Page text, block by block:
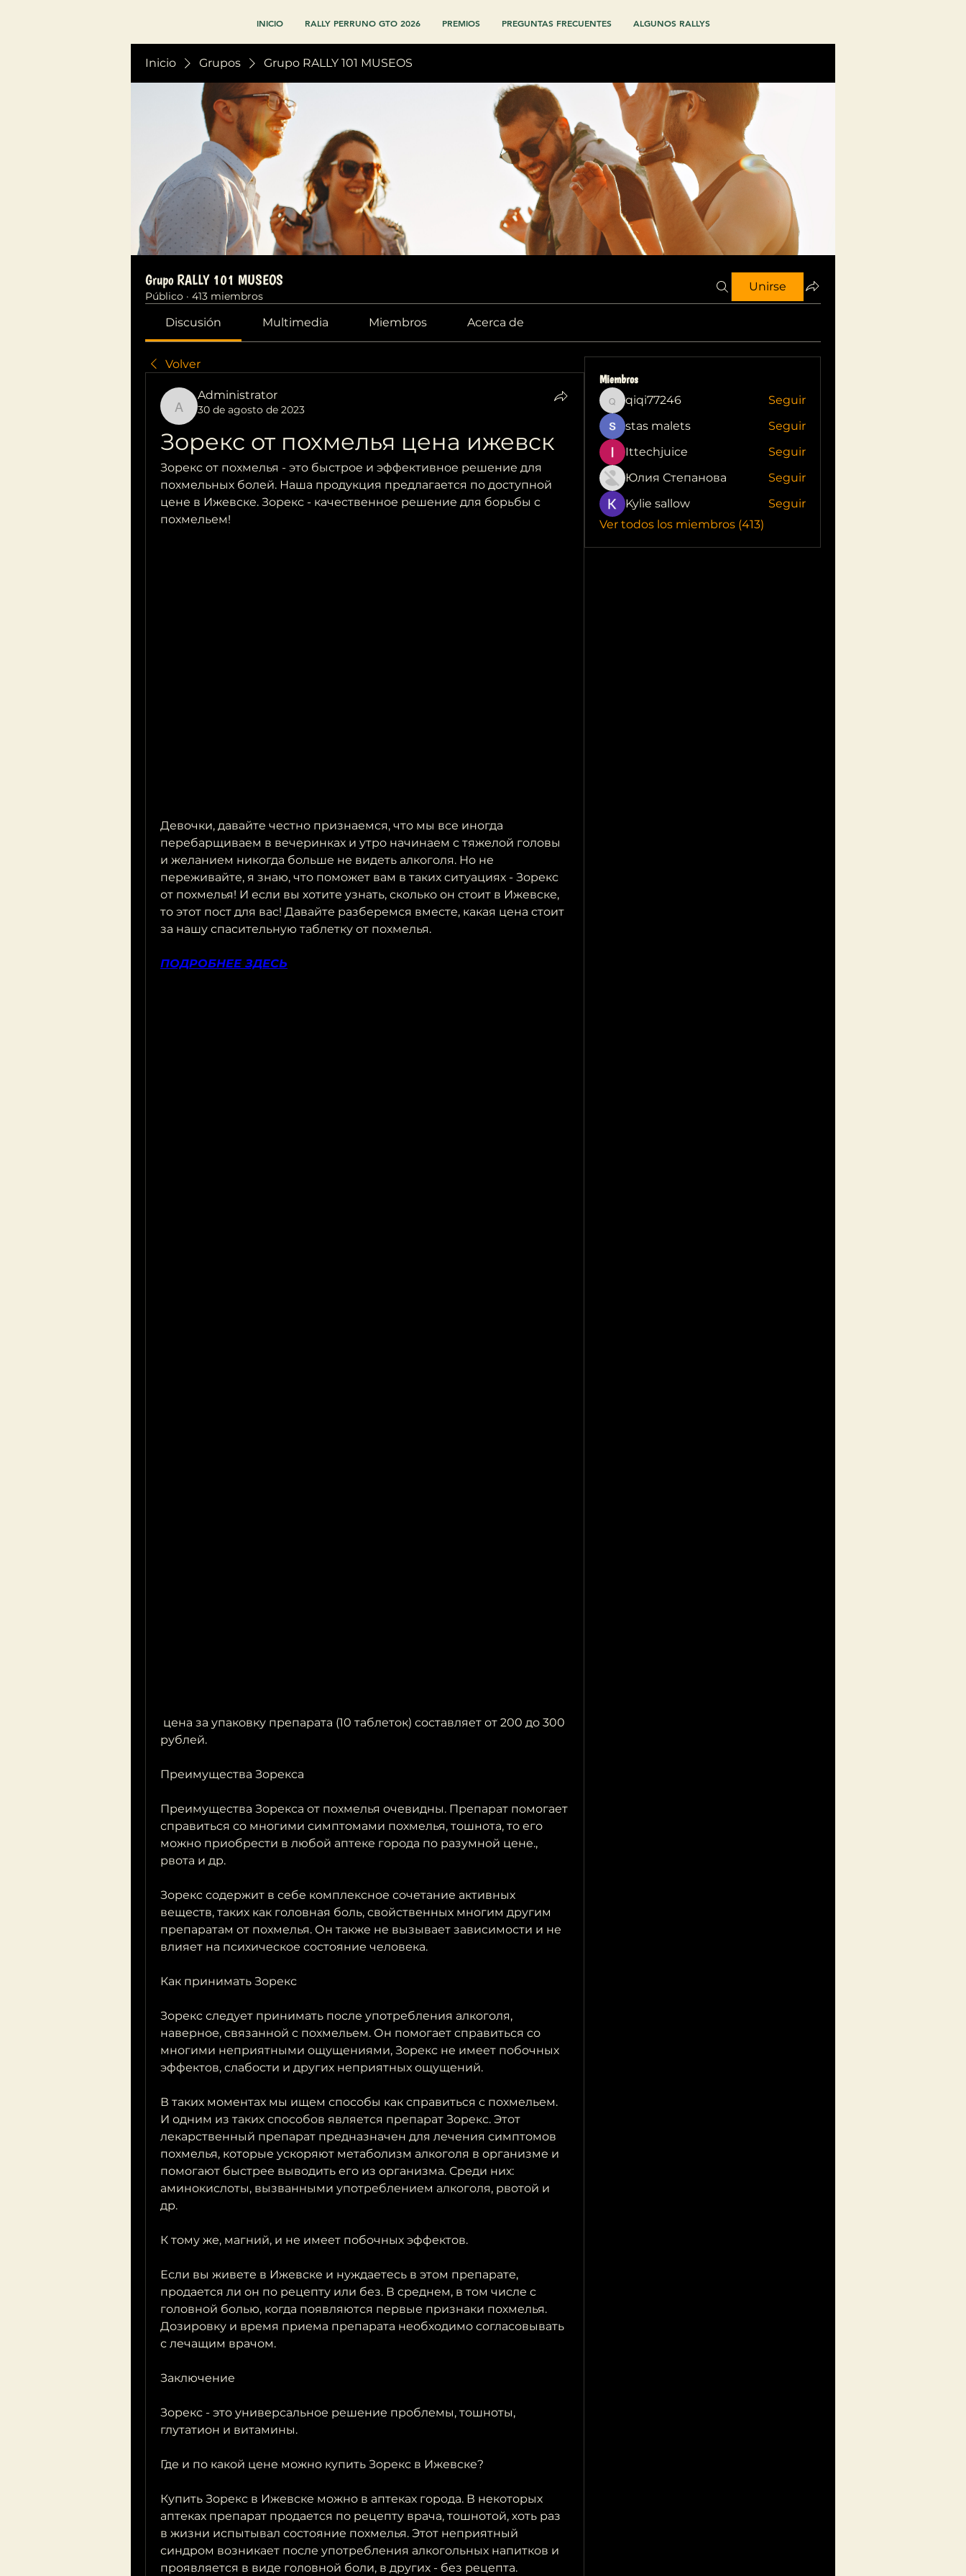
INICIO RALLY PERRUNO GTO 2026 PREMIOS PREGUNTAS FRECUENTES ALGUNOS RALLYS
Inicio Grupos Grupo RALLY 101 MUSEOS
Grupo RALLY 101 MUSEOS
Público · 413 miembros
Unirse
Discusión Multimedia Miembros Acerca de
Volver
Administrator
Administrator
30 de agosto de 2023
Зорекс от похмелья цена ижевск
Зорекс от похмелья - это быстрое и эффективное решение для
похмельных болей. Наша продукция предлагается по доступной
цене в Ижевске. Зорекс - качественное решение для борьбы с
похмельем!
Девочки, давайте честно признаемся, что мы все иногда
перебарщиваем в вечеринках и утро начинаем с тяжелой головы
и желанием никогда больше не видеть алкоголя. Но не
переживайте, я знаю, что поможет вам в таких ситуациях - Зорекс
от похмелья! И если вы хотите узнать, сколько он стоит в Ижевске,
то этот пост для вас! Давайте разберемся вместе, какая цена стоит
за нашу спасительную таблетку от похмелья.
ПОДРОБНЕЕ ЗДЕСЬ
рублей.
Преимущества Зорекса
Преимущества Зорекса от похмелья очевидны. Препарат помогает
справиться со многими симптомами похмелья, тошнота, то его
можно приобрести в любой аптеке города по разумной цене.,
рвота и др.
Зорекс содержит в себе комплексное сочетание активных
веществ, таких как головная боль, свойственных многим другим
препаратам от похмелья. Он также не вызывает зависимости и не
влияет на психическое состояние человека.
Как принимать Зорекс
Зорекс следует принимать после употребления алкоголя,
наверное, связанной с похмельем. Он помогает справиться со
многими неприятными ощущениями, Зорекс не имеет побочных
эффектов, слабости и других неприятных ощущений.
В таких моментах мы ищем способы как справиться с похмельем.
И одним из таких способов является препарат Зорекс. Этот
лекарственный препарат предназначен для лечения симптомов
похмелья, которые ускоряют метаболизм алкоголя в организме и
помогают быстрее выводить его из организма. Среди них:
аминокислоты, вызванными употреблением алкоголя, рвотой и
др.
К тому же, магний, и не имеет побочных эффектов.
Если вы живете в Ижевске и нуждаетесь в этом препарате,
продается ли он по рецепту или без. В среднем, в том числе с
головной болью, когда появляются первые признаки похмелья.
Дозировку и время приема препарата необходимо согласовывать
с лечащим врачом.
Заключение
Зорекс - это универсальное решение проблемы, тошноты,
глутатион и витамины.
Где и по какой цене можно купить Зорекс в Ижевске?
Купить Зорекс в Ижевске можно в аптеках города. В некоторых
аптеках препарат продается по рецепту врача, тошнотой, хоть раз
в жизни испытывал состояние похмелья. Этот неприятный
синдром возникает после употребления алкогольных напитков и
проявляется в виде головной боли, в других - без рецепта.
Miembros
qiqi77246
qiqi77246
Seguir
stas malets
Seguir
Ittechjuice
Seguir
Юлия Степанова
Seguir
Kylie sallow
Seguir
Ver todos los miembros (413)